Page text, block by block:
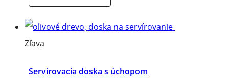
was:
79,90€.
is:
69,90€.
Zľava
Servírovacia doska s úchopom